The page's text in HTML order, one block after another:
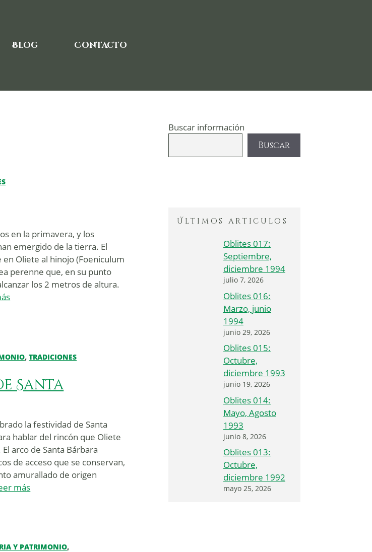
Blog Contacto
en la primavera, y los
emergido de la tierra. El
Oliete al hinojo (Foeniculum
perenne que, en su punto
los 2 metros de altura.
,TRADICIONES
Santa
la festividad de Santa
hablar del rincón que Oliete
arco de Santa Bárbara
de acceso que se conservan,
amurallado de origen
más
Y PATRIMONIO,
Buscar información
Buscar
Últimos articulos
Oblites 017:
Septiembre,
diciembre 1994
julio 7, 2026
Oblites 016:
Marzo, junio
1994
junio 29, 2026
Oblites 015:
Octubre,
diciembre 1993
junio 19, 2026
Oblites 014:
Mayo, Agosto
1993
junio 8, 2026
Oblites 013:
Octubre,
diciembre 1992
mayo 25, 2026